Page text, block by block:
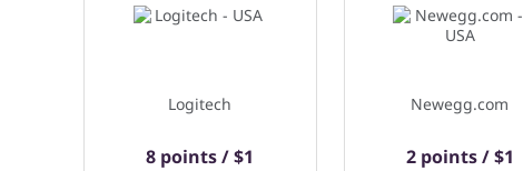
Logitech
8 points / $1
Newegg.com
2 points / $1